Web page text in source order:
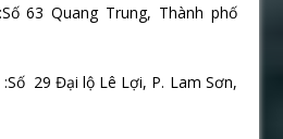
63 Quang Trung, Thành phố
29 Đại lộ Lê Lợi, P. Lam Sơn,